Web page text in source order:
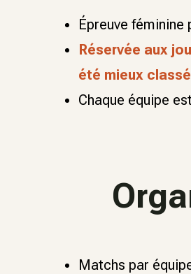
Épreuve
Réservée aux
été mieux
Chaque équipe
Matchs par